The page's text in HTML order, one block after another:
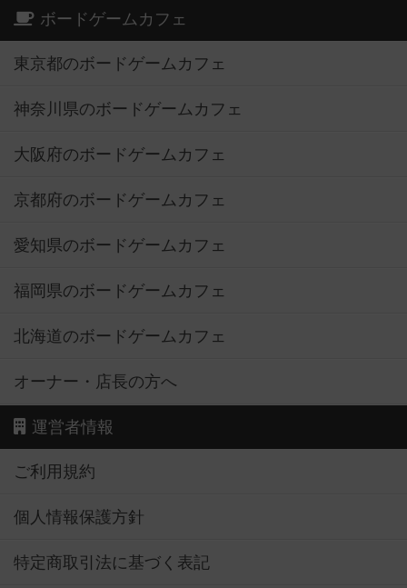
ボードゲームカフェ
東京都のボードゲームカフェ
神奈川県のボードゲームカフェ
大阪府のボードゲームカフェ
京都府のボードゲームカフェ
愛知県のボードゲームカフェ
福岡県のボードゲームカフェ
北海道のボードゲームカフェ
オーナー・店長の方へ
運営者情報
ご利用規約
個人情報保護方針
特定商取引法に基づく表記